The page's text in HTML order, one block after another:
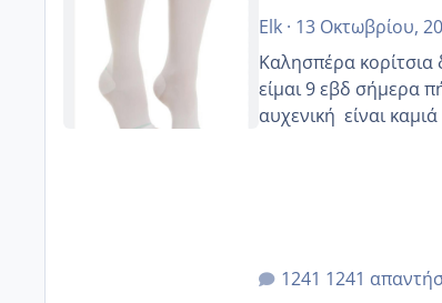
Elk· 13 Οκτωβρίου,
Καλησπέρα κορίτσια
είμαι 9 εβδ σήμερα
αυχενική
1241